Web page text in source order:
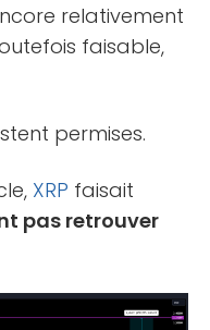
relativement
faisable,
permises.
XRP faisait
pas retrouver